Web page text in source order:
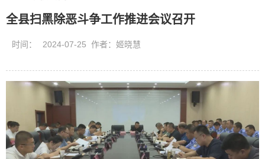
全县扫黑除恶斗争工作推进会议召开
时间： 2024-07-25 作者：姬晓慧